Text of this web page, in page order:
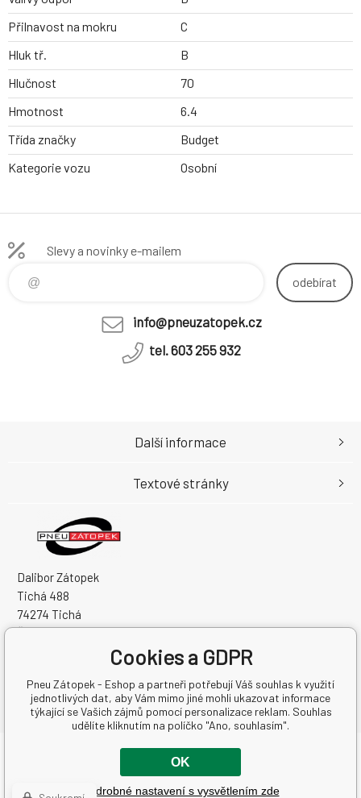
Přilnavost na mokru
C
Hluk tř.
B
Hlučnost
70
Hmotnost
6.4
Třída značky
Budget
Kategorie vozu
Osobní
Slevy a novinky e-mailem
odebírat
info@pneuzatopek.cz
tel. 603 255 932
Dalibor Zátopek
Tichá 488
74274 Tichá
Česká Republika
DIČ: CZ7504094994
Další informace
Textové stránky
Copyright © 2026 Dalibor Zátopek
Všechna práva vyhrazena.
Cookies a GDPR
Pneu Zátopek - Eshop a partneři potřebují Váš souhlas k využití
jednotlivých dat, aby Vám mimo jiné mohli ukazovat informace
týkající se Vašich zájmů pomocí personalizace reklam. Souhlas
udělíte kliknutím na políčko "Ano, souhlasím".
OK
Podrobné nastavení s vysvětlením zde